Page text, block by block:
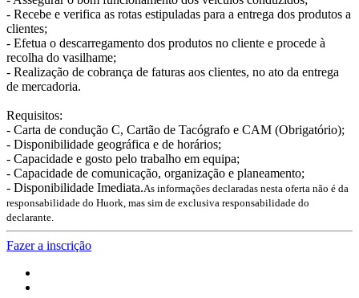
- Recebe e verifica as rotas estipuladas para a entrega dos produtos a
clientes;
- Efetua o descarregamento dos produtos no cliente e procede à
recolha do vasilhame;
- Realização de cobrança de faturas aos clientes, no ato da entrega
de mercadoria.
Requisitos:
- Carta de condução C, Cartão de Tacógrafo e CAM (Obrigatório);
- Disponibilidade geográfica e de horários;
- Capacidade e gosto pelo trabalho em equipa;
- Capacidade de comunicação, organização e planeamento;
- Disponibilidade Imediata.As informações declaradas nesta oferta não é da
responsabilidade do Huork, mas sim de exclusiva responsabilidade do
declarante.
Fazer a inscrição